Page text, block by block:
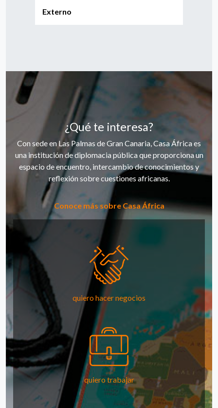
Externo
¿Qué te interesa?
Con sede en Las Palmas de Gran Canaria, Casa África es
una institución de diplomacia pública que proporciona un
espacio de encuentro, intercambio de conocimientos y
reflexión sobre cuestiones africanas.
Conoce más sobre Casa África
quiero hacer negocios
quiero trabajar